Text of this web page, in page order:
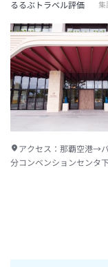
るるぶトラベル評価
集
アクセス： 那覇空港→
分コンベンションセンタ